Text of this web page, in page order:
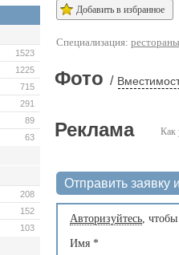
1523
1225
715
291
89
63
208
152
103
Добавить в избранное
Специализация: рестораны
Фото /
Как
Реклама
Отправить заявку
Авторизуйтесь,
Имя *